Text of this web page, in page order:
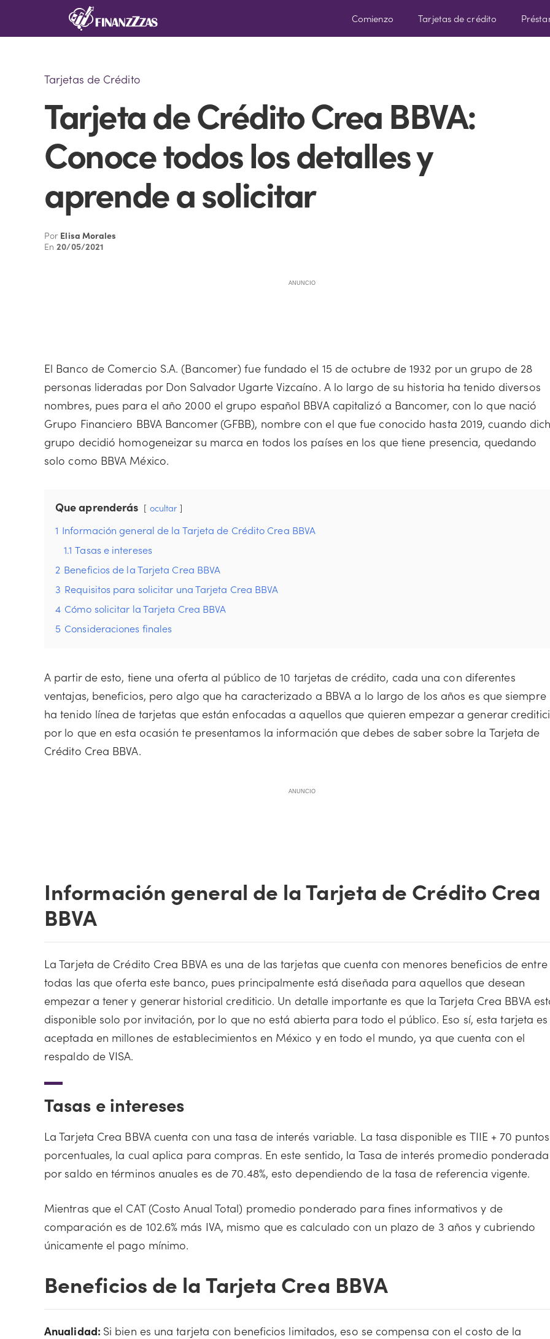
Comienzo Tarjetas de crédito
Tarjetas de Crédito
Tarjeta de Crédito Crea BBVA:
Conoce todos los detalles y
aprende a solicitar
Por Elisa Morales
En20/05/2021
ANUNCIO
El Banco de Comercio S.A. (Bancomer) fue fundado el 15 de octubre de 1932 por un grupo de 28
personas lideradas por Don Salvador Ugarte Vizcaíno. A lo largo de su historia ha tenido diversos
nombres, pues para el año 2000 el grupo español BBVA capitalizó a Bancomer, con lo que nació
Grupo Financiero BBVA Bancomer (GFBB), nombre con el que fue conocido hasta 2019, cuando
grupo decidió homogeneizar su marca en todos los países en los que tiene presencia, quedando
solo como BBVA México.
Que aprenderás ocultar
1 Información general de la Tarjeta de Crédito Crea BBVA
1.1 Tasas e intereses
2 Beneficios de la Tarjeta Crea BBVA
3 Requisitos para solicitar una Tarjeta Crea BBVA
4 Cómo solicitar la Tarjeta Crea BBVA
5 Consideraciones finales
A partir de esto, tiene una oferta al público de 10 tarjetas de crédito, cada una con diferentes
ventajas, beneficios, pero algo que ha caracterizado a BBVA a lo largo de los años es que siempre
ha tenido línea de tarjetas que están enfocadas a aquellos que quieren empezar a generar
por lo que en esta ocasión te presentamos la información que debes de saber sobre la Tarjeta de
Crédito Crea BBVA.
ANUNCIO
Información general de la Tarjeta de Crédito Crea
BBVA
La Tarjeta de Crédito Crea BBVA es una de las tarjetas que cuenta con menores beneficios de entre
todas las que oferta este banco, pues principalmente está diseñada para aquellos que desean
empezar a tener y generar historial crediticio. Un detalle importante es que la Tarjeta Crea BBVA
disponible solo por invitación, por lo que no está abierta para todo el público. Eso sí, esta tarjeta es
aceptada en millones de establecimientos en México y en todo el mundo, ya que cuenta con el
respaldo de VISA.
Tasas e intereses
La Tarjeta Crea BBVA cuenta con una tasa de interés variable. La tasa disponible es TIIE + 70 puntos
porcentuales, la cual aplica para compras. En este sentido, la Tasa de interés promedio ponderada
por saldo en términos anuales es de 70.48%, esto dependiendo de la tasa de referencia vigente.
Mientras que el CAT (Costo Anual Total) promedio ponderado para fines informativos y de
comparación es de 102.6% más IVA, mismo que es calculado con un plazo de 3 años y cubriendo
únicamente el pago mínimo.
Beneficios de la Tarjeta Crea BBVA
Anualidad: Si bien es una tarjeta con beneficios limitados, eso se compensa con el costo de la